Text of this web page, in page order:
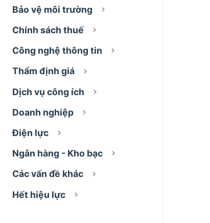
Bảo vệ môi trường
Chính sách thuế
Công nghệ thông tin
Thẩm định giá
Dịch vụ công ích
Doanh nghiệp
Điện lực
Ngân hàng - Kho bạc
Các vấn đề khác
Hết hiệu lực